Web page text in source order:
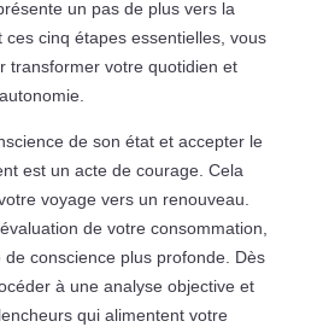
un pas de plus vers la
ces cinq étapes essentielles, vous
transformer votre quotidien et
de son état et accepter le
est un acte de courage. Cela
voyage vers un renouveau.
de votre consommation,
conscience plus profonde. Dès
à une analyse objective et
qui alimentent votre